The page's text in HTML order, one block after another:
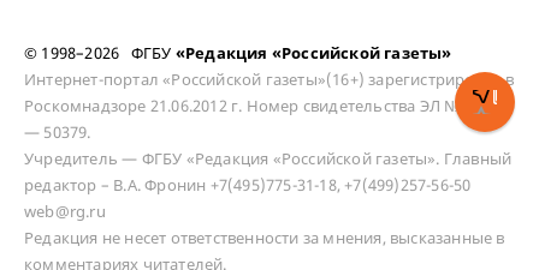
© 1998–2026 ФГБУ «Редакция «Российской газеты»
Интернет-портал «Российской газеты»(16+) зарегистрирован в
Роскомнадзоре 21.06.2012 г. Номер свидетельства ЭЛ № ФС 77
— 50379.
Учредитель — ФГБУ «Редакция «Российской газеты». Главный
редактор – В.А. Фронин +7(495)775-31-18, +7(499)257-56-50
web@rg.ru
Редакция не несет ответственности за мнения, высказанные в
комментариях читателей.